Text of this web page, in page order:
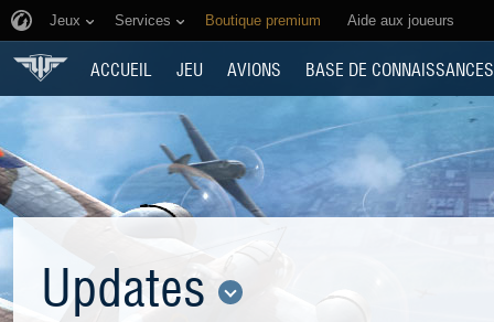
Jeux Services Boutique premium Aide aux joueurs
ACCUEIL JEU AVIONS BASE DE CONNAISSANCES
Updates